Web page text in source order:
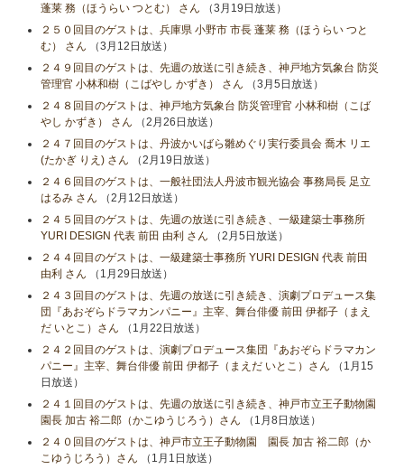
蓬莱 務（ほうらい つとむ） さん （3月19日放送）
２５０回目のゲストは、兵庫県 小野市 市長 蓬莱 務（ほうらい つと
む） さん （3月12日放送）
２４９回目のゲストは、先週の放送に引き続き、神戸地方気象台 防災
管理官 小林和樹（こばやし かずき） さん （3月5日放送）
２４８回目のゲストは、神戸地方気象台 防災管理官 小林和樹（こば
やし かずき） さん （2月26日放送）
２４７回目のゲストは、丹波かいばら雛めぐり実行委員会 喬木 リエ
(たかぎ りえ) さん （2月19日放送）
２４６回目のゲストは、一般社団法人丹波市観光協会 事務局長 足立
はるみ さん （2月12日放送）
２４５回目のゲストは、先週の放送に引き続き、一級建築士事務所
YURI DESIGN 代表 前田 由利 さん （2月5日放送）
２４４回目のゲストは、一級建築士事務所 YURI DESIGN 代表 前田
由利 さん （1月29日放送）
２４３回目のゲストは、先週の放送に引き続き、演劇プロデュース集
団『あおぞらドラマカンパニー』主宰、舞台俳優 前田 伊都子（まえ
だ いとこ）さん （1月22日放送）
２４２回目のゲストは、演劇プロデュース集団『あおぞらドラマカン
パニー』主宰、舞台俳優 前田 伊都子（まえだ いとこ）さん （1月15
日放送）
２４１回目のゲストは、先週の放送に引き続き、神戸市立王子動物園
園長 加古 裕二郎（かこゆうじろう）さん （1月8日放送）
２４０回目のゲストは、神戸市立王子動物園 園長 加古 裕二郎（か
こゆうじろう）さん （1月1日放送）